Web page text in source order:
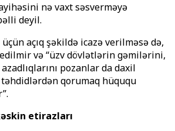
nə vaxt səsverməyə
deyil.
açıq şəkildə icazə verilməsə də,
və “üzv dövlətlərin gəmilərini,
pozanlar da daxil
qorumaq hüququ
etirazları